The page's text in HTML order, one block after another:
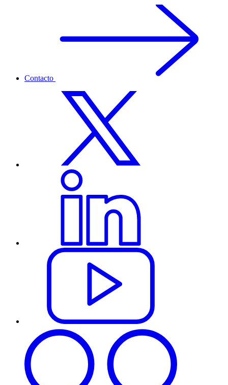
Contacto